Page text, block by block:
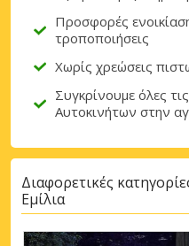
Προσφορές
τροποποιήσεις
Χωρίς χρεώσεις
Συγκρίνουμε όλες
Αυτοκινήτων στην
Διαφορετικές
Εμίλια